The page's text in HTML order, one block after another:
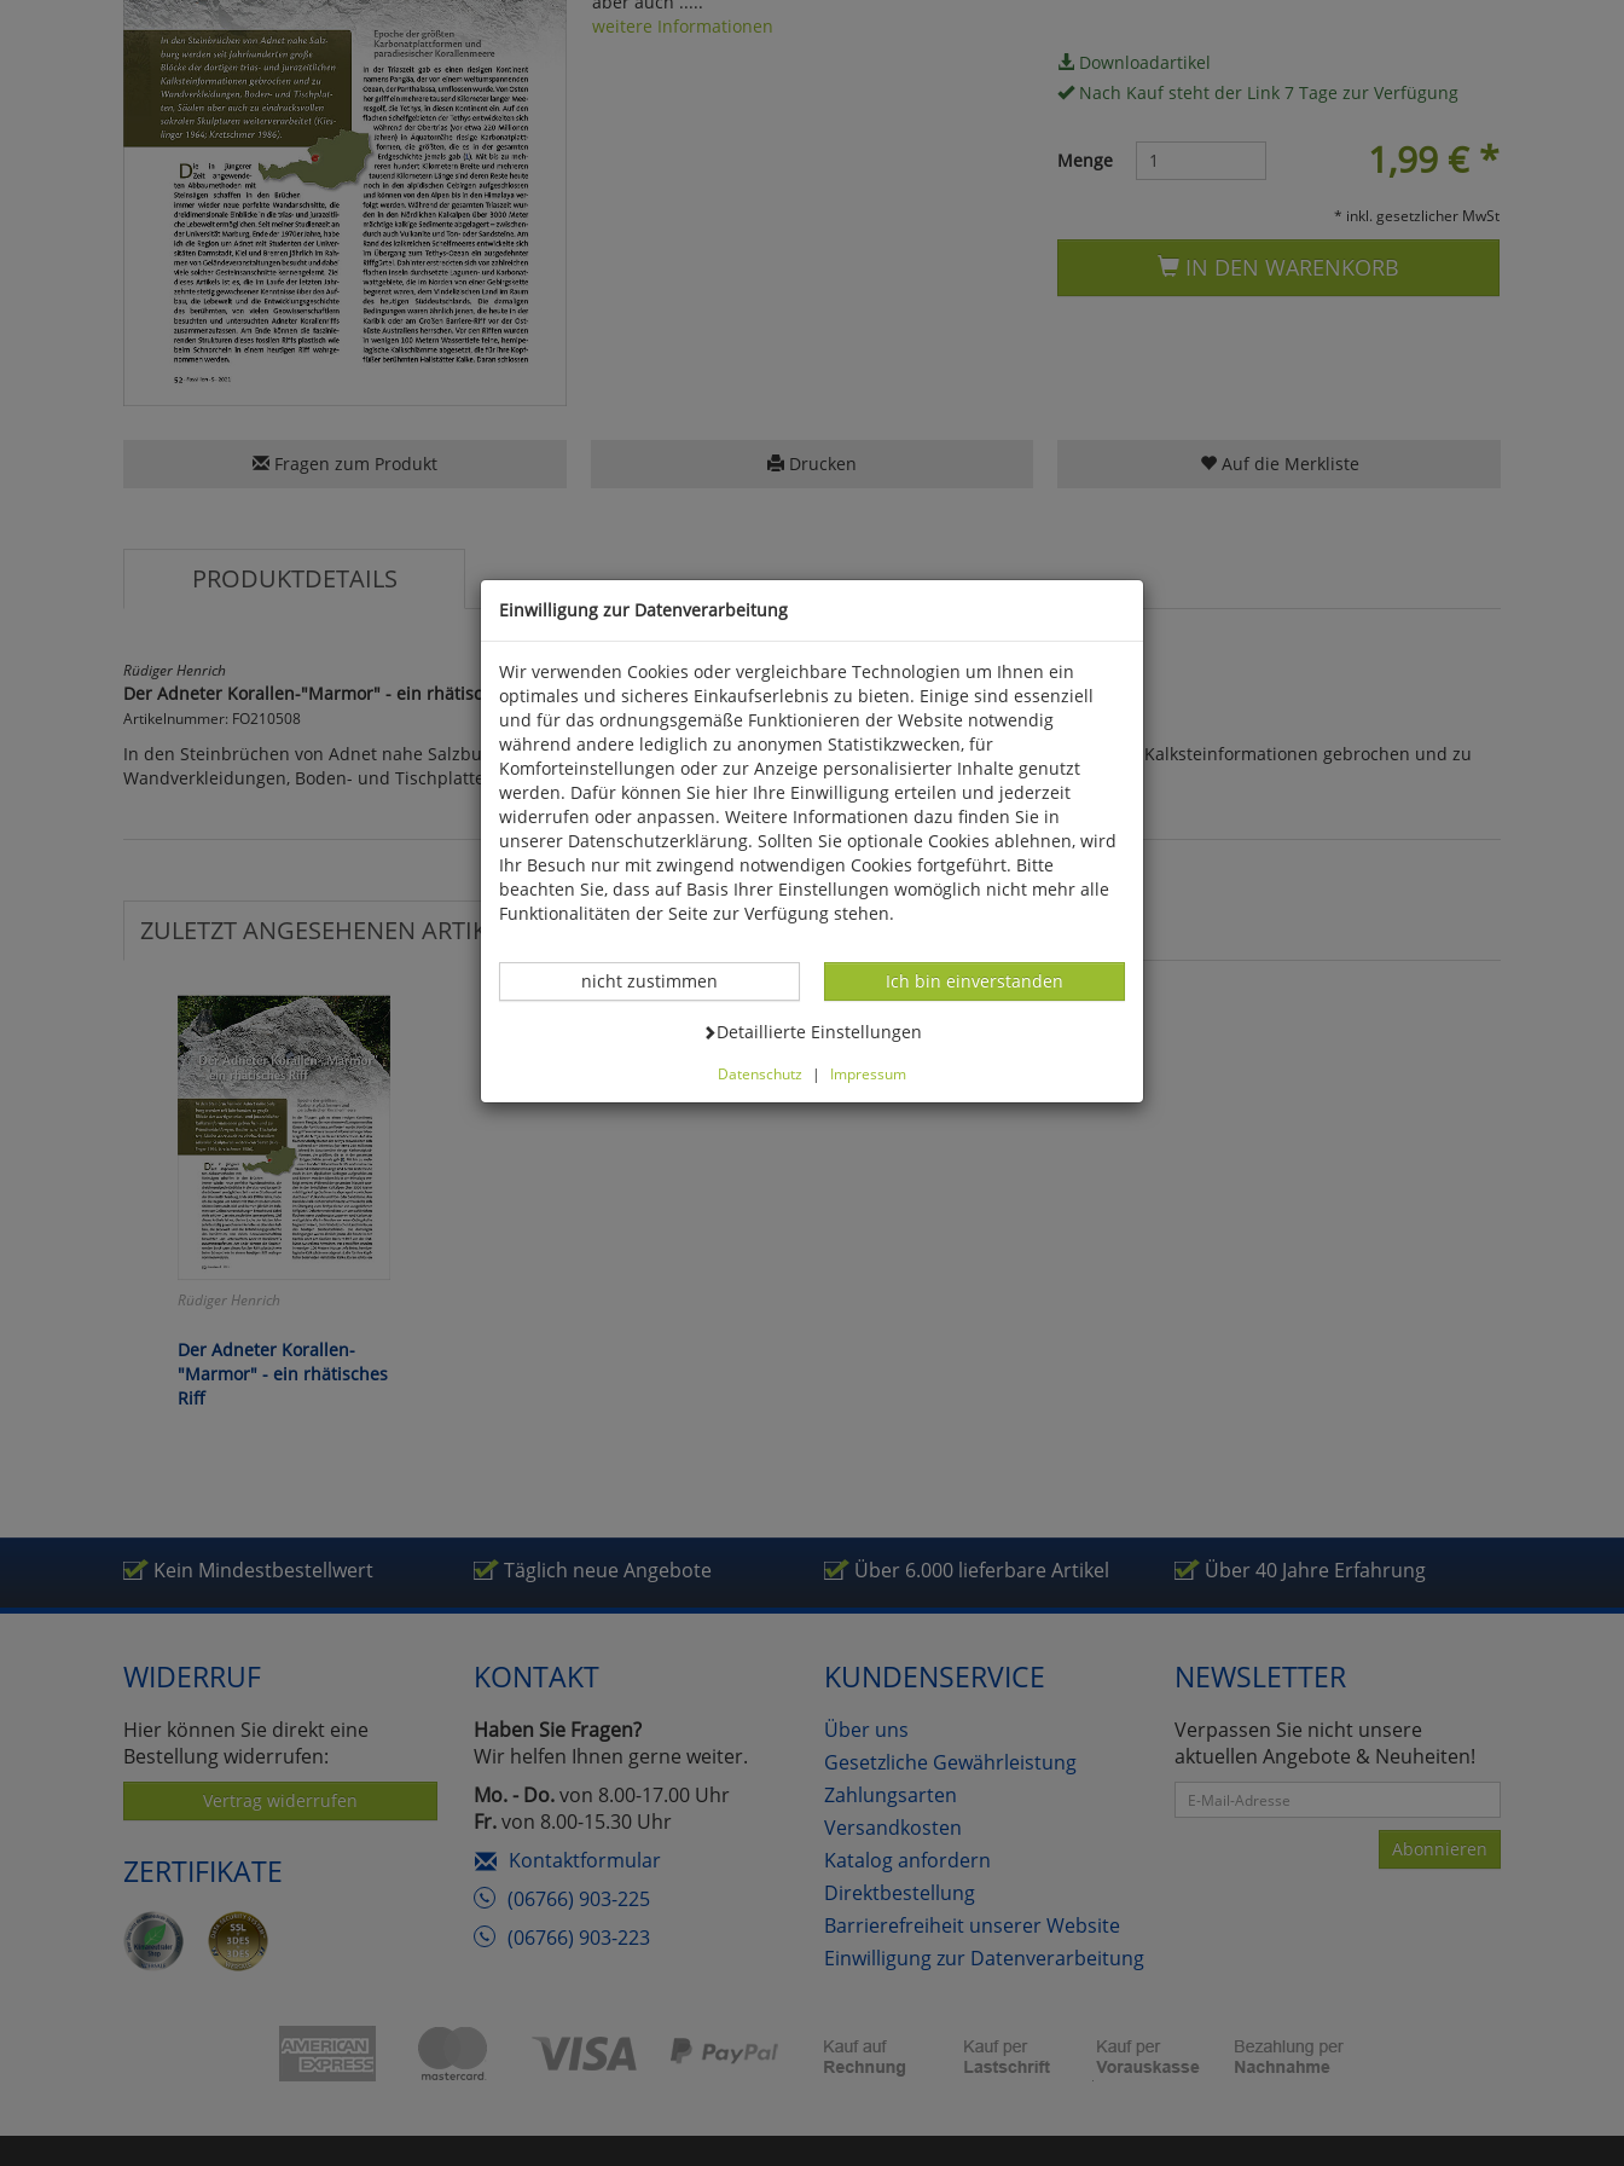
weitere Informationen
Downloadartikel
Nach Kauf steht der Link 7 Tage zur Verfügung
1,99 €*
Menge
* inkl. gesetzlicher MwSt
IN DEN WARENKORB
Fragen zum Produkt Drucken Auf die Merkliste
PRODUKTDETAILS
Rüdiger Henrich
Der Adneter Korallen-"Marmor" - ein rhätisches Riff
Artikelnummer: FO210508
In den Steinbrüchen von Adnet nahe Salzburg werden seit Jahrhunderten große Blöcke der dortigen trias- und jurazeitlichen Kalksteinformationen gebrochen und zu
Wandverkleidungen, Boden- und Tischplatten, Säulen, aber auch zu eindrucksvollen sakralen Skulpturen weiterverarbeitet.
ZULETZT ANGESEHENEN ARTIKEL:
Rüdiger Henrich
Der Adneter Korallen-
"Marmor" - ein rhätisches
Riff
Kein Mindestbestellwert Täglich neue Angebote Über 6.000 lieferbare Artikel Über 40 Jahre Erfahrung
WIDERRUF
Hier können Sie direkt eine
Bestellung widerrufen:
Vertrag widerrufen
ZERTIFIKATE
KONTAKT
Haben Sie Fragen?
Wir helfen Ihnen gerne weiter.
Mo. - Do.von 8.00-17.00 Uhr
Fr.von 8.00-15.30 Uhr
Kontaktformular
(06766) 903-225
(06766) 903-223
KUNDENSERVICE
Über uns
Gesetzliche Gewährleistung
Zahlungsarten
Versandkosten
Katalog anfordern
Direktbestellung
Barrierefreiheit unserer Website
Einwilligung zur Datenverarbeitung
NEWSLETTER
Verpassen Sie nicht unsere
aktuellen Angebote & Neuheiten!
Abonnieren
Einwilligung zur Datenverarbeitung
Wir verwenden Cookies oder vergleichbare Technologien um Ihnen ein
optimales und sicheres Einkaufserlebnis zu bieten. Einige sind essenziell
und für das ordnungsgemäße Funktionieren der Website notwendig
während andere lediglich zu anonymen Statistikzwecken, für
Komforteinstellungen oder zur Anzeige personalisierter Inhalte genutzt
werden. Dafür können Sie hier Ihre Einwilligung erteilen und jederzeit
widerrufen oder anpassen. Weitere Informationen dazu finden Sie in
unserer Datenschutzerklärung. Sollten Sie optionale Cookies ablehnen, wird
Ihr Besuch nur mit zwingend notwendigen Cookies fortgeführt. Bitte
beachten Sie, dass auf Basis Ihrer Einstellungen womöglich nicht mehr alle
Funktionalitäten der Seite zur Verfügung stehen.
Datenverarbeitung -
Ich bin einverstanden
Datenverarbeitung -
nicht zustimmen
Datenverarbeitung -
Detaillierte Einstellungen
Datenschutz | Impressum
Cookies ablehnen, wird Ihr Besuch nur mit zwingend notwendigen Cookies
Cookies
Alle Akzeptieren Cookies
Einstellungen speichern
zurückzu Haupptseite Zustimmung Datenverarbeitung (Seitenende)